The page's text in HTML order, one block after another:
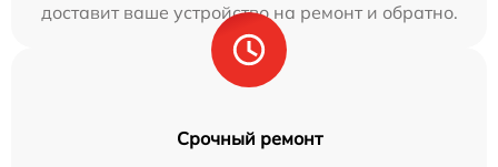
доставит ваше устройство на ремонт и обратно.
Срочный ремонт